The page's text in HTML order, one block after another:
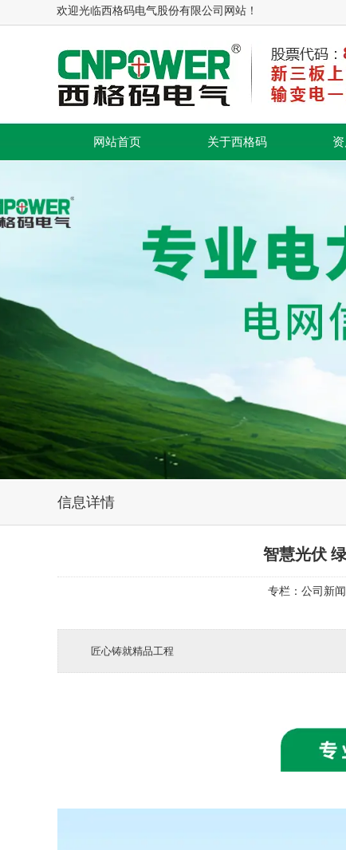
欢迎光临西格码电气股份有限公司网站！
网站首页 关于西格码
信息详情
智慧光伏
专栏： 公司新闻
匠心铸就精品工程